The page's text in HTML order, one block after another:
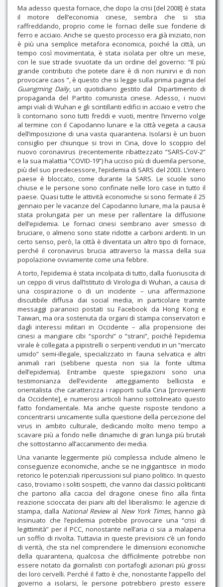
Ma adesso questa fornace, che dopo la crisi [del 2008] è stata
il motore dell’economia cinese, sembra che si stia
raffreddando, proprio come le fornaci delle sue fonderie di
ferro e acciaio. Anche se questo processo era già iniziato, non
è più una semplice metafora economica, poiché la città, un
tempo così movimentata, è stata isolata per oltre un mese,
con le sue strade svuotate da un ordine del governo: “Il più
grande contributo che potete dare è di non riunirvi e di non
provocare caos ”, è questo che si legge sulla prima pagina del
Guangming Daily, un quotidiano gestito dal Dipartimento di
propaganda del Partito comunista cinese. Adesso, i nuovi
ampi viali di Wuhan e gli scintillanti edifici in acciaio e vetro che
li contornano sono tutti freddi e vuoti, mentre l’inverno volge
al termine con il Capodanno lunare e la città vegeta a causa
dell’imposizione di una vasta quarantena. Isolarsi è un buon
consiglio per chiunque si trovi in Cina, dove lo scoppio del
nuovo coronavirus (recentemente ribattezzato “SARS-CoV-2”
e la sua malattia “COVID-19”) ha ucciso più di duemila persone,
più del suo predecessore, l’epidemia di SARS del 2003. L’intero
paese è bloccato, come durante la SARS. Le scuole sono
chiuse e le persone sono confinate nelle loro case in tutto il
paese. Quasi tutte le attività economiche si sono fermate il 25
gennaio per le vacanze del Capodanno lunare, ma la pausa è
stata prolungata per un mese per rallentare la diffusione
dell’epidemia. Le fornaci cinesi sembrano aver smesso di
bruciare, o almeno sono state ridotte a carboni ardenti. In un
certo senso, però, la città è diventata un altro tipo di fornace,
perché il coronavirus brucia attraverso la massa della sua
popolazione ovviamente come una febbre.
A torto, l’epidemia è stata incolpata di tutto, dalla fuoriuscita di
un ceppo di virus dall’Istituto di Virologia di Wuhan, a causa di
una cospirazione o di un incidente – una affermazione
discutibile diffusa dai social media, in particolare tramite
messaggi paranoici postati su Facebook da Hong Kong e
Taiwan, ma ora sostenuta da organi di stampa conservatori e
dagli interessi militari in Occidente – alla propensione dei
cinesi a mangiare cibi “sporchi” o “strani”, poiché l’epidemia
virale è collegata a pipistrelli o serpenti venduti in un “mercato
umido” semi-illegale, specializzato in fauna selvatica e altri
animali rari (sebbene questa non sia la fonte ultima
dell’epidemia). Entrambe queste spiegazioni sono una
testimonianza dell’evidente atteggiamento bellicista e
orientalista che caratterizza i rapporti sulla Cina [provenienti
da Occidente], e numerosi articoli hanno sottolineato questo
fatto fondamentale. Ma anche queste risposte tendono a
concentrarsi unicamente sulla questione della percezione del
virus in ambito culturale, dedicando molto meno tempo a
scavare più a fondo nelle dinamiche di gran lunga più brutali
che sottostanno all’accanimento dei media.
Una variante leggermente più complessa include almeno le
conseguenze economiche, anche se ne ingigantisce in modo
retorico le potenziali ripercussioni sul piano politico. In questo
caso, troviamo i soliti sospetti, che vanno dai classici politicanti
che partono alla caccia del dragone cinese fino alla finta
reazione scioccata dei piani alti del liberalismo: le agenzie di
stampa, dalla National Reviewal New York Times, hanno già
insinuato che l’epidemia potrebbe provocare una “crisi di
legittimità” per il PCC, nonostante nell’aria ci sia a malapena
un soffio di rivolta. Tuttavia in queste previsioni c’è un fondo
di verità, che sta nel comprendere le dimensioni economiche
della quarantena, qualcosa che difficilmente potrebbe non
essere notato da giornalisti con portafogli azionari più grossi
dei loro cervelli. Perché il fatto è che, nonostante l’appello del
governo a isolarsi, le persone potrebbero presto essere